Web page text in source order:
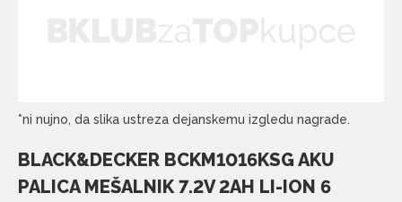
*ni nujno, da slika ustreza dejanskemu izgledu nagrade.
BLACK&DECKER BCKM1016KSG AKU
PALICA MEŠALNIK 7.2V 2AH LI-ION 6